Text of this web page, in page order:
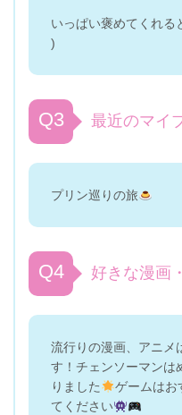
いっぱい褒めてくれ
)
Q3 最近のマイ
プリン巡りの旅
Q4 好きな漫画
流行りの漫画、アニメ
す！チェンソーマンは
りました
ゲームはお
てください